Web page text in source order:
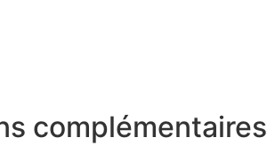
complémentaires